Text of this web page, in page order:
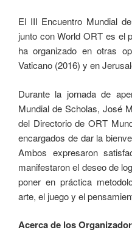
El III Encuentro Mundial
junto con World ORT es el
ha organizado en otras
Vaticano (2016) y en
Durante la jornada de
Mundial de Scholas, José
del Directorio de ORT
encargados de dar la
Ambos expresaron
manifestaron el deseo de
poner en práctica
arte, el juego y el
Acerca de los